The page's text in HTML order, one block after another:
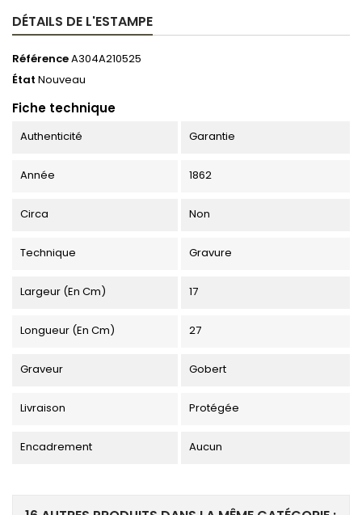
DÉTAILS DE L'ESTAMPE
RéférenceA304A210525
État Nouveau
Fiche technique
Authenticité Garantie
Année 1862
Circa Non
Technique Gravure
Largeur (en Cm) 17
Longueur (en Cm) 27
Graveur Gobert
Livraison Protégée
Encadrement Aucun